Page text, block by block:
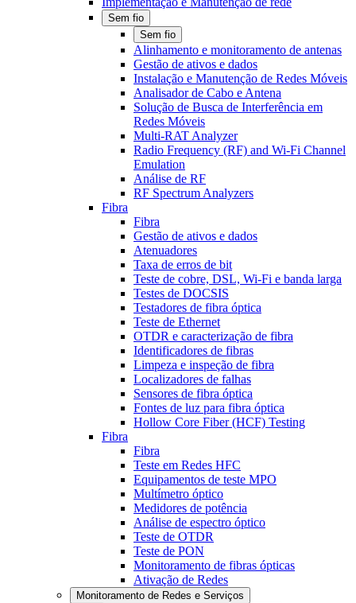
Sem fio
Sem fio
Alinhamento e monitoramento de antenas
Gestão de ativos e dados
Instalação e Manutenção de Redes Móveis
Analisador de Cabo e Antena
Solução de Busca de Interferência em
Redes Móveis
Multi-RAT Analyzer
Radio Frequency (RF) and Wi-Fi Channel
Emulation
Análise de RF
RF Spectrum Analyzers
Fibra
Fibra
Gestão de ativos e dados
Atenuadores
Taxa de erros de bit
Teste de cobre, DSL, Wi-Fi e banda larga
Testes de DOCSIS
Testadores de fibra óptica
Teste de Ethernet
OTDR e caracterização de fibra
Identificadores de fibras
Limpeza e inspeção de fibra
Localizadores de falhas
Sensores de fibra óptica
Fontes de luz para fibra óptica
Hollow Core Fiber (HCF) Testing
Fibra
Fibra
Teste em Redes HFC
Equipamentos de teste MPO
Multímetro óptico
Medidores de potência
Análise de espectro óptico
Teste de OTDR
Teste de PON
Monitoramento de fibras ópticas
Ativação de Redes
Monitoramento de Redes e Serviços